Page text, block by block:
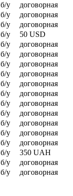
б/у
договорная
б/у
договорная
б/у
договорная
б/у
50 USD
б/у
договорная
б/у
договорная
б/у
договорная
б/у
договорная
б/у
договорная
б/у
договорная
б/у
договорная
б/у
договорная
б/у
договорная
б/у
договорная
б/у
договорная
б/у
350 UAH
б/у
договорная
б/у договорная